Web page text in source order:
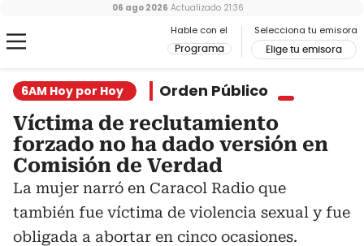
Hable con el
Programa
Selecciona tu emisora
Elige tu emisora
06 ago 2026 Actualizado 21:36
6AM Hoy por Hoy Orden Público
Víctima de reclutamiento
forzado no ha dado versión en
Comisión de Verdad
La mujer narró en Caracol Radio que
también fue víctima de violencia sexual y fue
obligada a abortar en cinco ocasiones.